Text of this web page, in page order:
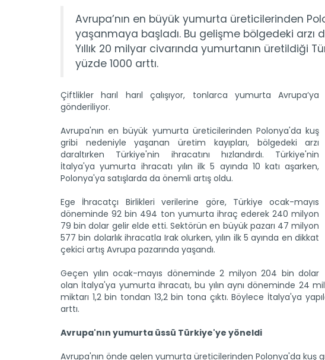
Avrupa’nın en büyük yumurta üreticilerinden
yaşanmaya başladı. Bu gelişme bölgedeki arzı
Yıllık 20 milyar civarında yumurtanın üretildiği
yüzde 1000 arttı.
Çiftlikler harıl harıl çalışıyor, tonlarca yumurta Avrupa’ya
gönderiliyor.
Avrupa'nın en büyük yumurta üreticilerinden Polonya'da kuş
gribi nedeniyle yaşanan üretim kayıpları, bölgedeki arzı
daraltırken Türkiye'nin ihracatını hızlandırdı. Türkiye'nin
İtalya'ya yumurta ihracatı yılın ilk 5 ayında 10 katı aşarken,
Polonya'ya satışlarda da önemli artış oldu.
Ege İhracatçı Birlikleri verilerine göre, Türkiye ocak-mayıs
döneminde 92 bin 494 ton yumurta ihraç ederek 240 milyon
79 bin dolar gelir elde etti. Sektörün en büyük pazarı 47 milyon
577 bin dolarlık ihracatla Irak olurken, yılın ilk 5 ayında en dikkat
çekici artış Avrupa pazarında yaşandı.
Geçen yılın ocak-mayıs döneminde 2 milyon 204 bin dolar
olan İtalya'ya yumurta ihracatı, bu yılın aynı döneminde 24
miktarı 1,2 bin tondan 13,2 bin tona çıktı. Böylece İtalya'ya
arttı.
Avrupa'nın yumurta üssü Türkiye'ye yöneldi
Avrupa'nın önde gelen yumurta üreticilerinden Polonya'da kuş